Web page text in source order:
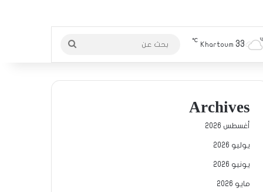
Khartoum 33
℃
Archives
أغسطس 2026
يوليو 2026
يونيو 2026
مايو 2026